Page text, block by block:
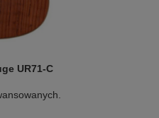
UR71-C